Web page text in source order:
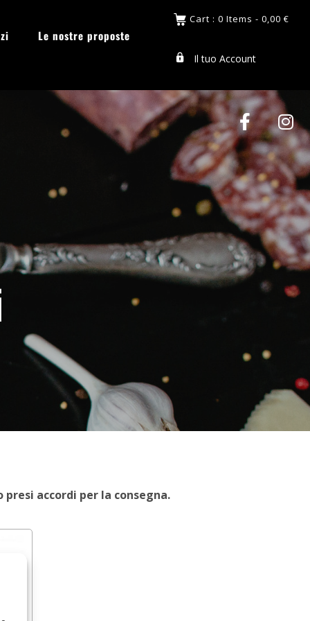
Le nostre proposte
Cart : 0 Items - 0,00 €
Il tuo Account
accordi per la consegna.